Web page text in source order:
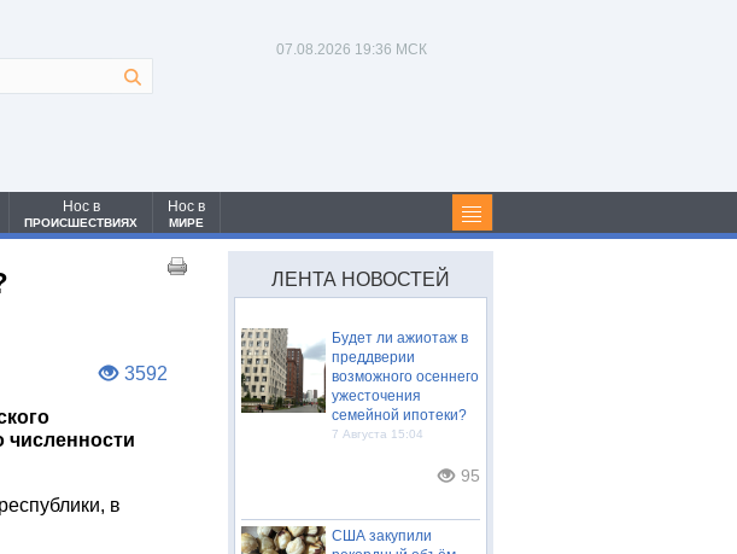
07.08.2026 19:36 МСК
Нос в
ПРОИСШЕСТВИЯХ
Нос в
МИРЕ
3592
численности
в
ЛЕНТА НОВОСТЕЙ
Будет ли ажиотаж в
преддверии
возможного осеннего
ужесточения
семейной ипотеки?
7 Августа 15:04
95
США закупили